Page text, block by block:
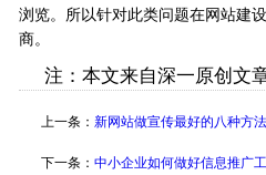
浏览。所以针对此类问题在网站建
商。
注：本文来自深一原创文
上一条： 新网站做宣传最好的八种方法
下一条： 中小企业如何做好信息推广